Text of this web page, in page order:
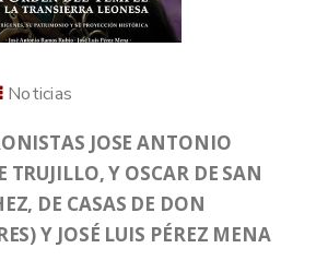
Noticias
JOSE ANTONIO
TRUJILLO, Y OSCAR DE SAN
DE CASAS DE DON
Y JOSÉ LUIS PÉREZ MENA